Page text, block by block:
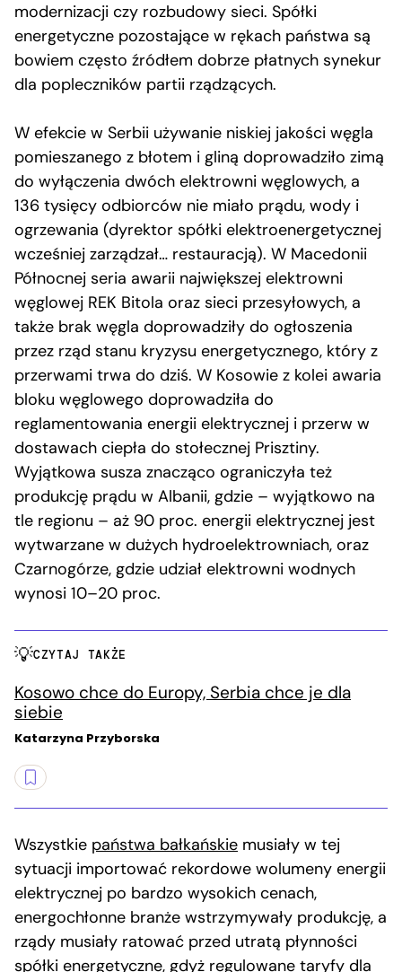
modernizacji czy rozbudowy sieci. Spółki
energetyczne pozostające w rękach państwa są
bowiem często źródłem dobrze płatnych synekur
dla popleczników partii rządzących.
W efekcie w Serbii używanie niskiej jakości węgla
pomieszanego z błotem i gliną doprowadziło zimą
do wyłączenia dwóch elektrowni węglowych, a
136 tysięcy odbiorców nie miało prądu, wody i
ogrzewania (dyrektor spółki elektroenergetycznej
wcześniej zarządzał… restauracją). W Macedonii
Północnej seria awarii największej elektrowni
węglowej REK Bitola oraz sieci przesyłowych, a
także brak węgla doprowadziły do ogłoszenia
przez rząd stanu kryzysu energetycznego, który z
przerwami trwa do dziś. W Kosowie z kolei awaria
bloku węglowego doprowadziła do
reglamentowania energii elektrycznej i przerw w
dostawach ciepła do stołecznej Prisztiny.
Wyjątkowa susza znacząco ograniczyła też
produkcję prądu w Albanii, gdzie – wyjątkowo na
tle regionu – aż 90 proc. energii elektrycznej jest
wytwarzane w dużych hydroelektrowniach, oraz
Czarnogórze, gdzie udział elektrowni wodnych
wynosi 10–20 proc.
CZYTAJ TAKŻE
Kosowo chce do Europy, Serbia chce je dla
siebie
Katarzyna Przyborska
Wszystkie państwa bałkańskie musiały w tej
sytuacji importować rekordowe wolumeny energii
elektrycznej po bardzo wysokich cenach,
energochłonne branże wstrzymywały produkcję, a
rządy musiały ratować przed utratą płynności
spółki energetyczne, gdyż regulowane taryfy dla